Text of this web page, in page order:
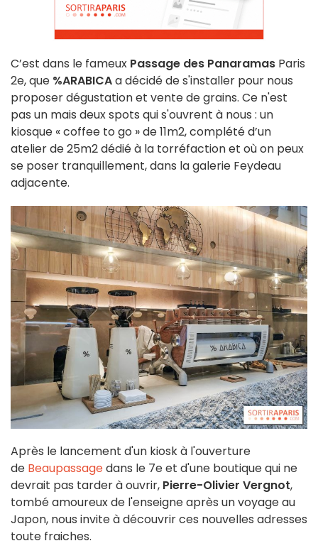
C’est dans le fameux Passage des Panaramas Paris
2e, que %ARABICAa décidé de s'installer pour nous
proposer dégustation et vente de grains. Ce n'est
pas un mais deux spots qui s'ouvrent à nous : un
kiosque « coffee to go » de 11m2, complété d’un
atelier de 25m2 dédié à la torréfaction et où on peux
se poser tranquillement, dans la galerie Feydeau
adjacente.
Après le lancement d'un kiosk à l'ouverture
de Beaupassagedans le 7e et d'une boutique qui ne
devrait pas tarder à ouvrir, Pierre-Olivier Vergnot,
tombé amoureux de l'enseigne après un voyage au
Japon, nous invite à découvrir ces nouvelles adresses
toute fraiches.